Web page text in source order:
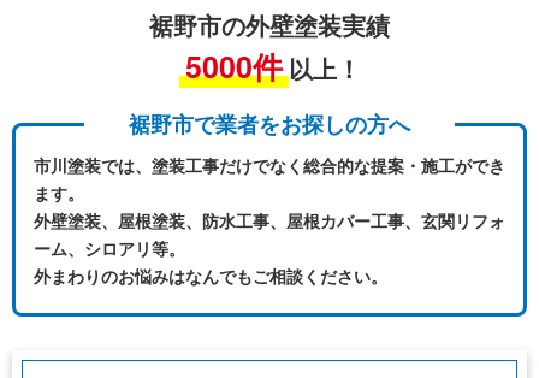
裾野市の外壁塗装実績
5000件以上！
裾野市で業者をお探しの方へ
市川塗装では、塗装工事だけでなく総合的な提案・施工ができ
ます。
外壁塗装、屋根塗装、防水工事、屋根カバー工事、玄関リフォ
ーム、シロアリ等。
外まわりのお悩みはなんでもご相談ください。